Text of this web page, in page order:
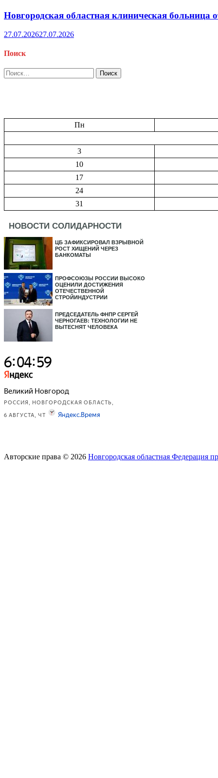
Новгородская областная клиническая больница
27.07.202627.07.2026
Поиск
Найти:
Пн
3
10
17
24
31
НОВОСТИ СОЛИДАРНОСТИ
ЦБ ЗАФИКСИРОВАЛ ВЗРЫВНОЙ
РОСТ ХИЩЕНИЙ ЧЕРЕЗ
БАНКОМАТЫ
ПРОФСОЮЗЫ РОССИИ ВЫСОКО
ОЦЕНИЛИ ДОСТИЖЕНИЯ
ОТЕЧЕСТВЕННОЙ
СТРОЙИНДУСТРИИ
ПРЕДСЕДАТЕЛЬ ФНПР СЕРГЕЙ
ЧЕРНОГАЕВ: ТЕХНОЛОГИИ НЕ
ВЫТЕСНЯТ ЧЕЛОВЕКА
Авторские права © 2026 Новгородская областная Федерация